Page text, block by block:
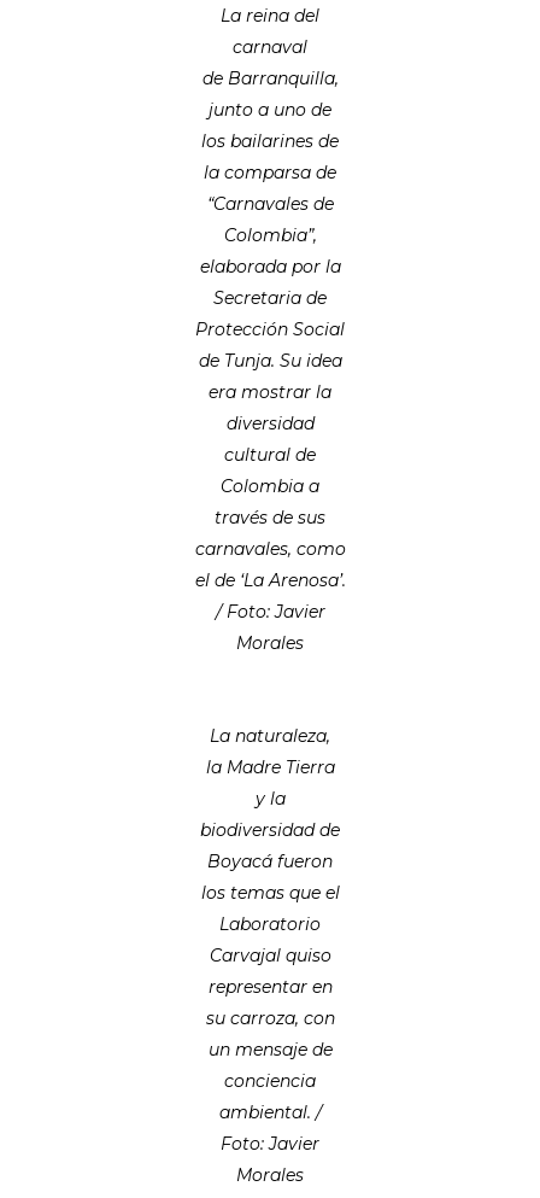
La reina del
carnaval
de Barranquilla,
junto a uno de
los bailarines de
la comparsa de
“Carnavales de
Colombia”,
elaborada por la
Secretaria de
Protección Social
de Tunja. Su idea
era mostrar la
diversidad
cultural de
Colombia a
través de sus
carnavales, como
el de ‘La Arenosa’.
/ Foto: Javier
Morales
La naturaleza,
la Madre Tierra
y la
biodiversidad de
Boyacá fueron
los temas que el
Laboratorio
Carvajal quiso
representar en
su carroza, con
un mensaje de
conciencia
ambiental. /
Foto: Javier
Morales